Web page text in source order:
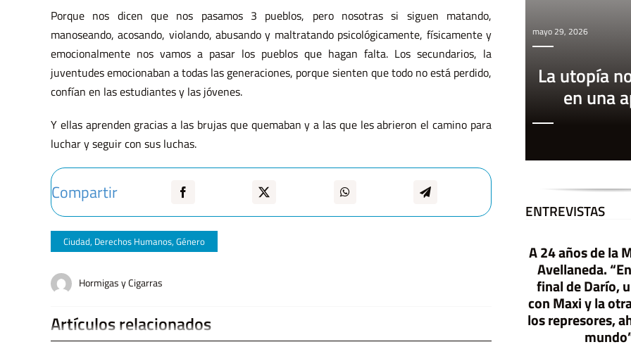
Porque nos dicen que nos pasamos 3 pueblos, pero nosotras si siguen matando,
manoseando, acosando, violando, abusando y maltratando psicológicamente, físicamente y
emocionalmente nos vamos a pasar los pueblos que hagan falta. Los secundarios, la
juventudes emocionaban a todas las generaciones, porque sienten que todo no está perdido,
confían en las estudiantes y las jóvenes.
Y ellas aprenden gracias a las brujas que quemaban y a las que les abrieron el camino para
luchar y seguir con sus luchas.
Compartir
Ciudad, Derechos Humanos, Género
Hormigas y Cigarras
Artículos relacionados
mayo 29, 2026
La utopía
en una
ENTREVISTAS
El gobierno quiere derogar la ley de
precio único del libro con la promesa de
que serán más baratos, aunque la
experiencia internacional y la evidencia
económica muestran otra cosa. En este
texto, Alejandro Dujovne explica porqué
la cuestión va más allá de cómo y quién
A 24 años de la
Avellaneda.
final de Darío,
con Maxi y la
los represores,